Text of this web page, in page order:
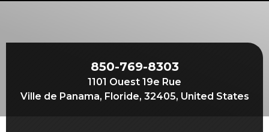
Vivez la fraternité
Votre impact
850-769-8303
1101 Ouest 19e Rue
Ville de Panama, Floride, 32405, United States